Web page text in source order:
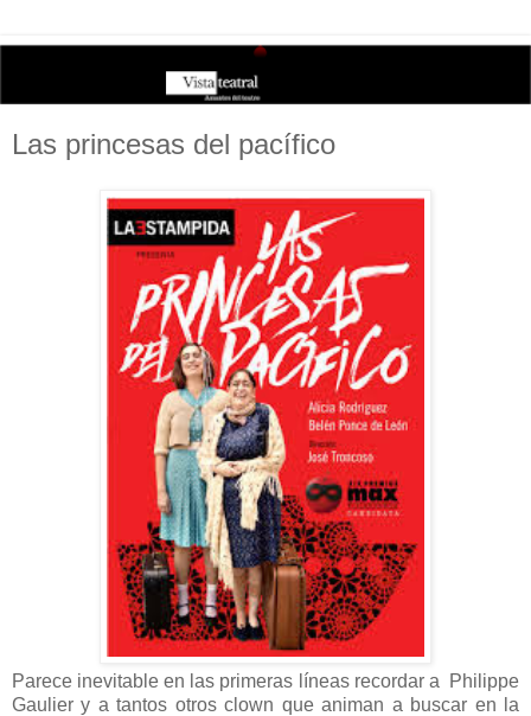
Las princesas del pacífico
Parece inevitable en las primeras líneas recordar a Philippe
Gaulier y a tantos otros clown que animan a buscar en la